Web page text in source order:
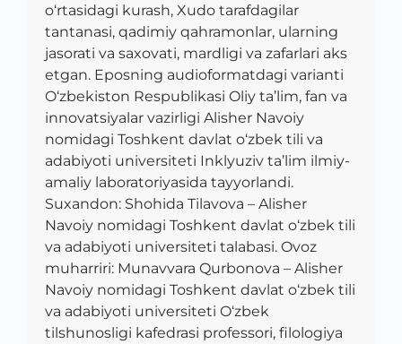
o‘rtasidagi kurash, Xudo tarafdagilar
tantanasi, qadimiy qahramonlar, ularning
jasorati va saxovati, mardligi va zafarlari aks
etgan. Eposning audioformatdagi varianti
O‘zbekiston Respublikasi Oliy ta’lim, fan va
innovatsiyalar vazirligi Alisher Navoiy
nomidagi Toshkent davlat o‘zbek tili va
adabiyoti universiteti Inklyuziv ta’lim ilmiy-
amaliy laboratoriyasida tayyorlandi.
Suxandon: Shohida Tilavova – Alisher
Navoiy nomidagi Toshkent davlat o‘zbek tili
va adabiyoti universiteti talabasi. Ovoz
muharriri: Munavvara Qurbonova – Alisher
Navoiy nomidagi Toshkent davlat o‘zbek tili
va adabiyoti universiteti O‘zbek
tilshunosligi kafedrasi professori, filologiya